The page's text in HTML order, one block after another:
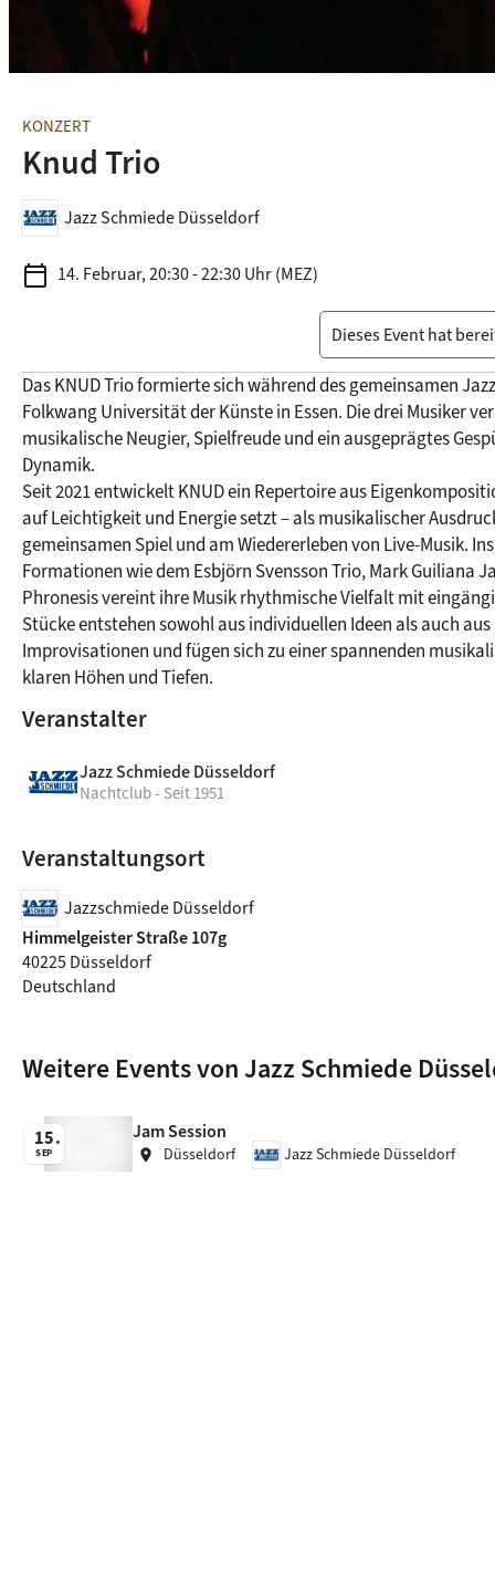
KONZERT
Knud Trio
Jazz Schmiede Düsseldorf
calendar_today 14. Februar, 20:30 - 22:30 Uhr (MEZ)
Dieses Event hat
Veranstalter
Jazz Schmiede Düsseldorf
Nachtclub - Seit 1951
Veranstaltungsort
Jazzschmiede Düsseldorf
Himmelgeister Straße 107g
40225 Düsseldorf
Deutschland
Das KNUD Trio formierte sich während des gemeinsamen
Folkwang Universität der Künste in Essen. Die drei Musiker
musikalische Neugier, Spielfreude und ein ausgeprägtes
Dynamik.
Seit 2021 entwickelt KNUD ein Repertoire aus
auf Leichtigkeit und Energie setzt – als musikalischer
gemeinsamen Spiel und am Wiedererleben von Live-Musik.
Formationen wie dem Esbjörn Svensson Trio, Mark Guiliana
Phronesis vereint ihre Musik rhythmische Vielfalt mit
Stücke entstehen sowohl aus individuellen Ideen als auch
Improvisationen und fügen sich zu einer spannenden
klaren Höhen und Tiefen.
Weitere Events von Jazz Schmiede
15
SEP
Jam Session
location_on Düsseldorf Jazz Schmiede Düsseldorf